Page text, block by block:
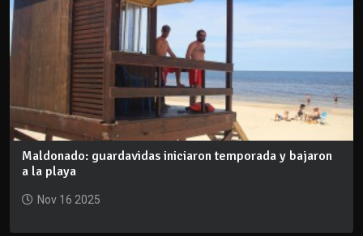
Maldonado: guardavidas iniciaron temporada y bajaron
a la playa
Nov 16 2025